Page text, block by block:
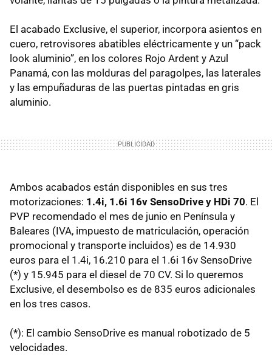
El acabado Exclusive, el superior, incorpora asientos en
cuero, retrovisores abatibles eléctricamente y un “pack
look aluminio”, en los colores Rojo Ardent y Azul
Panamá, con las molduras del paragolpes, las laterales
y las empuñaduras de las puertas pintadas en gris
aluminio.
Ambos acabados están disponibles en sus tres
motorizaciones: 1.4i, 1.6i 16v SensoDrive y HDi 70. El
PVP recomendado el mes de junio en Península y
Baleares (IVA, impuesto de matriculación, operación
promocional y transporte incluidos) es de 14.930
euros para el 1.4i, 16.210 para el 1.6i 16v SensoDrive
(*) y 15.945 para el diesel de 70 CV. Si lo queremos
Exclusive, el desembolso es de 835 euros adicionales
en los tres casos.
(*): El cambio SensoDrive es manual robotizado de 5
velocidades.